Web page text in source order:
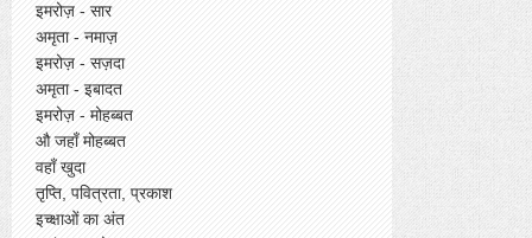
इमरोज़ - सार
अमृता - नमाज़
इमरोज़ - सज़दा
अमृता - इबादत
इमरोज़ - मोहब्बत
औ जहाँ मोहब्बत
वहाँ खुदा
तृप्ति, पवित्रता, प्रकाश
इच्क्षाओं का अंत